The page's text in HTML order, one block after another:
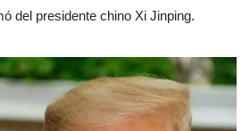
del presidente chino Xi Jinping.